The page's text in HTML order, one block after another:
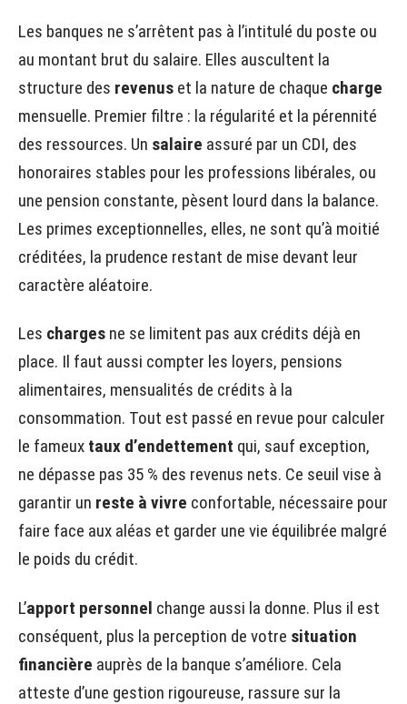
Les banques ne s’arrêtent pas à l’intitulé du poste ou
au montant brut du salaire. Elles auscultent la
structure des revenus et la nature de chaque charge
mensuelle. Premier filtre : la régularité et la pérennité
des ressources. Un salaire assuré par un CDI, des
honoraires stables pour les professions libérales, ou
une pension constante, pèsent lourd dans la balance.
Les primes exceptionnelles, elles, ne sont qu’à moitié
créditées, la prudence restant de mise devant leur
caractère aléatoire.
Les charges ne se limitent pas aux crédits déjà en
place. Il faut aussi compter les loyers, pensions
alimentaires, mensualités de crédits à la
consommation. Tout est passé en revue pour calculer
le fameux taux d’endettement qui, sauf exception,
ne dépasse pas 35 % des revenus nets. Ce seuil vise à
garantir un reste à vivre confortable, nécessaire pour
faire face aux aléas et garder une vie équilibrée malgré
le poids du crédit.
L’apport personnel change aussi la donne. Plus il est
conséquent, plus la perception de votre situation
financière auprès de la banque s’améliore. Cela
atteste d’une gestion rigoureuse, rassure sur la